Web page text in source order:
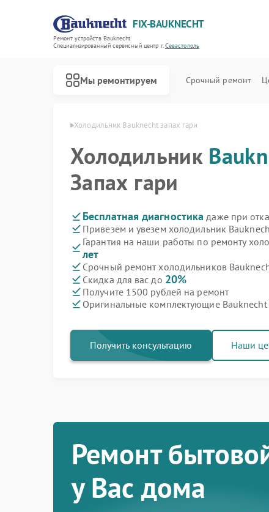
FIX-BAUKNECHT
Ремонт устройств Bauknecht
Специализированный cервисный центр г.Севастополь
Мы ремонтируем Срочный ремонт
в Севастополе Холодильник Bauknecht запах гари
Холодильник
Запах гари
Бесплатная диагностика даже при
Привезем и увезем холодильник
Гарантия на наши работы по ремонту
лет
Срочный ремонт холодильников
Скидка для вас до 20%
Получите 1500 рублей на ремонт
Оригинальные комплектующие Bauknecht
Получить консультацию Наши
Ремонт
у Вас дома